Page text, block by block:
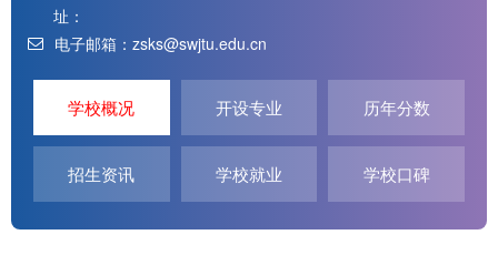
址：
电子邮箱：zsks@swjtu.edu.cn
学校概况 开设专业 历年分数
招生资讯 学校就业 学校口碑